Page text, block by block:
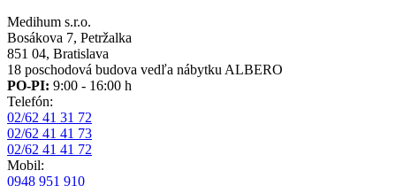
Medihum s.r.o.
Bosákova 7, Petržalka
851 04, Bratislava
18 poschodová budova vedľa nábytku ALBERO
PO-PI: 9:00 - 16:00 h
Telefón:
02/62 41 31 72
02/62 41 41 73
02/62 41 41 72
Mobil:
0948 951 910